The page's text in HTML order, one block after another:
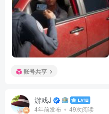
账号共享
游戏J
4年前发布 49次阅读